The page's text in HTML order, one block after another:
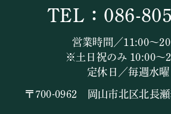
TEL：086-
営業時間／11:00～
※土日祝のみ 10:00
定休日／毎週水曜
〒700-0962 岡山市北区北長瀬